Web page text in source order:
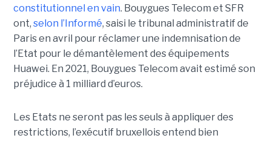
constitutionnel en vain. Bouygues Telecom et SFR
ont, selon l’Informé, saisi le tribunal administratif de
Paris en avril pour réclamer une indemnisation de
l’Etat pour le démantèlement des équipements
Huawei. En 2021, Bouygues Telecom avait estimé son
préjudice à 1 milliard d’euros.
Les Etats ne seront pas les seuls à appliquer des
restrictions, l’exécutif bruxellois entend bien